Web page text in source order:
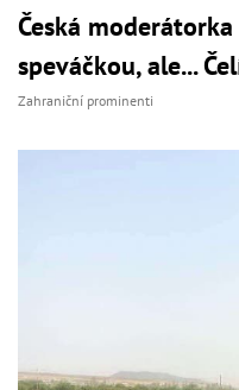
Česká
speváčkou, ale...
Zahraniční prominenti